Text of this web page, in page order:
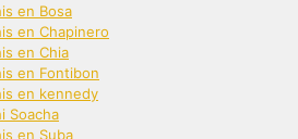
en Bosa
en Chapinero
en Chia
en Fontibon
en kennedy
Soacha
en Suba